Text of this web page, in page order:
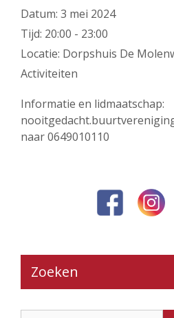
Datum: 3 mei 2024
Tijd: 20:00 - 23:00
Locatie: Dorpshuis De
Activiteiten
Informatie en lidmaatschap:
naar 0649010110
Zoeken